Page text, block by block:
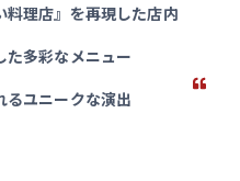
料理店』を再現した店内
た多彩なメニュー
るユニークな演出